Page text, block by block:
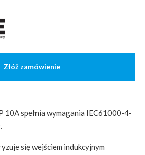
Złóż zamówienie
10A spełnia wymagania IEC61000-4-
się wejściem indukcyjnym